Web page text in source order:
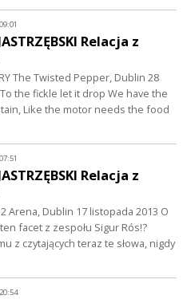
Relacja z
The Twisted Pepper, Dublin 28
the fickle let it drop We have the
Like the motor needs the food
Relacja z
Arena, Dublin 17 listopada 2013 O
facet z zespołu Sigur Rós!?
z czytających teraz te słowa, nigdy